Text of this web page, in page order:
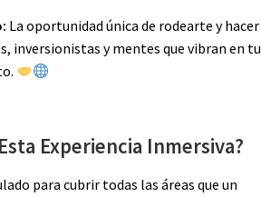
La oportunidad única de rodearte y hacer
inversionistas y mentes que vibran en tu
Experiencia Inmersiva?
para cubrir todas las áreas que un